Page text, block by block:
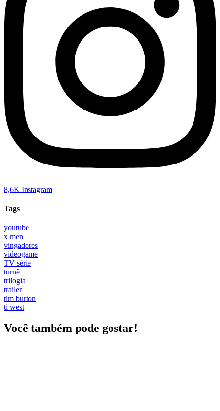
8,6K Instagram
Tags
youtube
x men
vingadores
videogame
TV série
turnê
trilogia
trailer
tim burton
ti west
Você também pode gostar!